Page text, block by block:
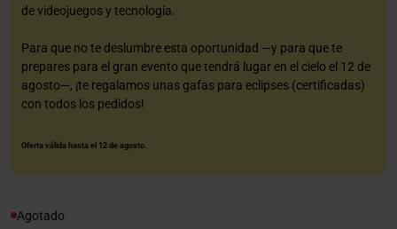
de videojuegos y tecnología.
Para que no te deslumbre esta oportunidad —y para que te
prepares para el gran evento que tendrá lugar en el cielo el 12 de
agosto—, ¡te regalamos unas gafas para eclipses (certificadas)
con todos los pedidos!
Oferta válida hasta el 12 de agosto.
Agotado